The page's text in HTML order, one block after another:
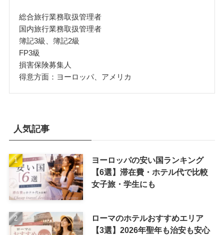
総合旅行業務取扱管理者
国内旅行業務取扱管理者
簿記3級、簿記2級
FP3級
損害保険募集人
得意方面：ヨーロッパ、アメリカ
人気記事
ヨーロッパの安い国ランキング
【6選】滞在費・ホテル代で比較
女子旅・学生にも
ローマのホテルおすすめエリア
【3選】2026年聖年も治安も安心